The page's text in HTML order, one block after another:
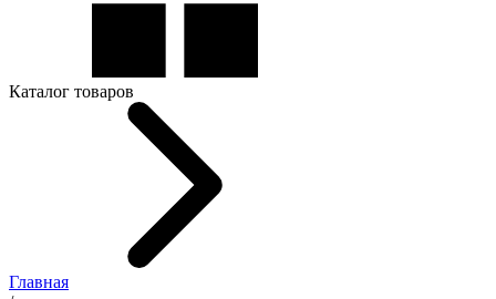
Каталог товаров
Главная